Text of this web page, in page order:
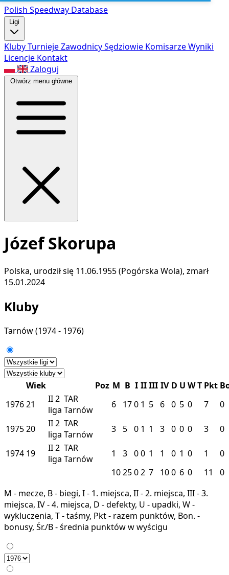
Polish Speedway Database
Ligi
KlubyTurniejeZawodnicySędziowie KomisarzeWyniki
Licencje Kontakt
Zaloguj
Otwórz menu główne
Józef Skorupa
Polska, urodził się 11.06.1955 (Pogórska Wola), zmarł
15.01.2024
Kluby
Tarnów(1974 - 1976)
Wiek Poz M B I IIIII IV D U WT Pkt
197621 II2
liga
TAR
Tarnów
6 170 1 5 6 0 5 0 7 0
197520 II2
liga
TAR
Tarnów
3 5 0 1 1 3 0 0 0 3 0
1974 19 II2
liga
TAR
Tarnów
1 3 00 1 1 0 1 0 1
0
102502 7 100 6 0 11
0
M - mecze, B - biegi, I - 1. miejsca, II - 2. miejsca, III - 3.
miejsca, IV - 4. miejsca, D - defekty, U - upadki, W -
wykluczenia, T - taśmy, Pkt - razem punktów, Bon. -
bonusy, Śr./B - średnia punktów w wyścigu